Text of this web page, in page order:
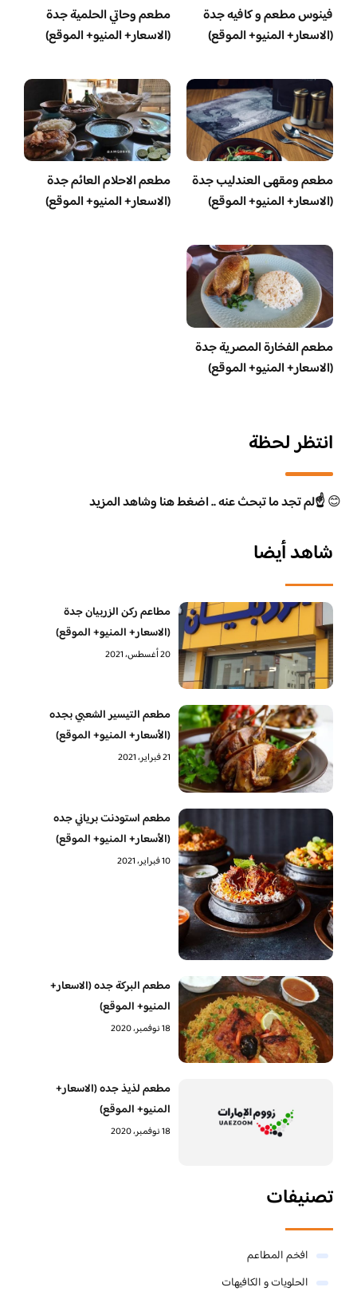
فينوس مطعم و كافيه جدة
(الاسعار+ المنيو+ الموقع)
مطعم وحاتي الحلمية جدة
(الاسعار+ المنيو+ الموقع)
مطعم ومقهى العندليب جدة
(الاسعار+ المنيو+ الموقع)
مطعم الاحلام العائم جدة
(الاسعار+ المنيو+ الموقع)
مطعم الفخارة المصرية جدة
(الاسعار+ المنيو+ الموقع)
انتظر لحظة
😊☝️لم تجد ما تبحث عنه .. اضغط هنا وشاهد المزيد
شاهد أيضا
مطاعم ركن الزربيان جدة
(الاسعار+ المنيو+ الموقع)
20 أغسطس، 2021
مطعم التيسير الشعبي بجده
(الأسعار+ المنيو+ الموقع)
21 فبراير، 2021
مطعم استودنت برياني جده
(الأسعار+ المنيو+ الموقع)
10 فبراير، 2021
مطعم البركة جده (الاسعار+
المنيو+ الموقع)
18 نوفمبر، 2020
مطعم لذيذ جده (الاسعار+
المنيو+ الموقع)
18 نوفمبر، 2020
تصنيفات
افخم المطاعم
الحلويات و الكافيهات ‎